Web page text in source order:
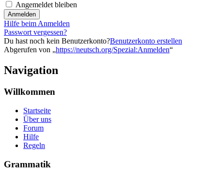
Angemeldet bleiben
Anmelden
Hilfe beim Anmelden
Passwort vergessen?
Du hast noch kein Benutzerkonto?Benutzerkonto erstellen
Abgerufen von „https://neutsch.org/Spezial:Anmelden“
Navigation
Willkommen
Startseite
Über uns
Forum
Hilfe
Regeln
Grammatik